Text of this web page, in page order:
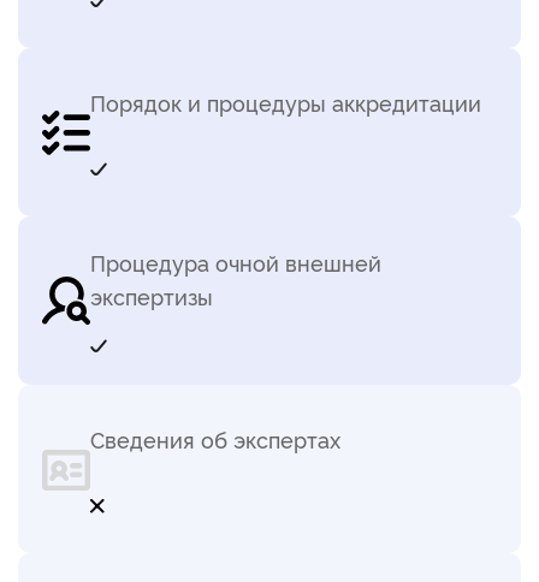
Порядок и процедуры аккредитации
Процедура очной внешней
экспертизы
Сведения об экспертах